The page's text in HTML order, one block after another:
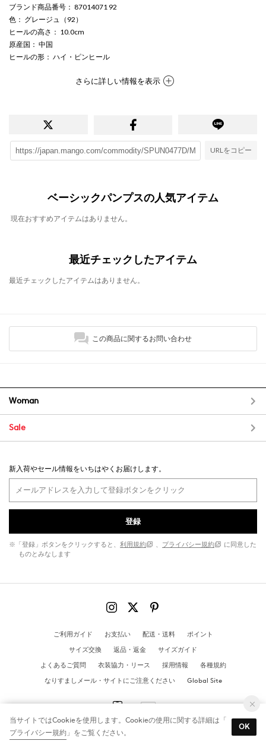
ブランド商品番号 ： 87014071 92
色 ： グレージュ（92）
ヒールの高さ ： 10.0cm
原産国 ： 中国
ヒールの形 ： ハイ・ピンヒール
さらに詳しい情報を表示
URLをコピー
ベーシックパンプスの人気アイテム
現在おすすめアイテムはありません。
最近チェックしたアイテム
最近チェックしたアイテムはありません。
この商品に関するお問い合わせ
Woman
Sale
新入荷やセール情報をいちはやくお届けします。
登録
※「登録」ボタンをクリックすると、 利用規約 、 プライバシー規約
に同意した
ものとみなします
ご利用ガイド お支払い 配送・送料
ポイント
サイズ交換
返品・返金
サイズガイド
よくあるご質問
衣装協力・リース 採用情報
各種規約
なりすましメール・サイトにご注意ください
Global Site
© MANGO All Rights Reserved
当サイトではCookieを使用します。Cookieの使用に関する詳細は「
プライバシー規約 」をご覧ください。
OK